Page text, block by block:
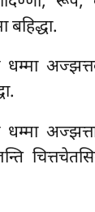
बहिद्धा.